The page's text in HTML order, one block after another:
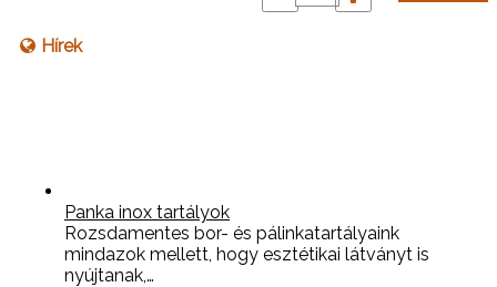
Hírek
Panka inox tartályok
Rozsdamentes bor- és pálinkatartályaink
mindazok mellett, hogy esztétikai látványt is
nyújtanak,…